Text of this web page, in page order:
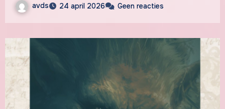
avds 24 april 2026 Geen reacties